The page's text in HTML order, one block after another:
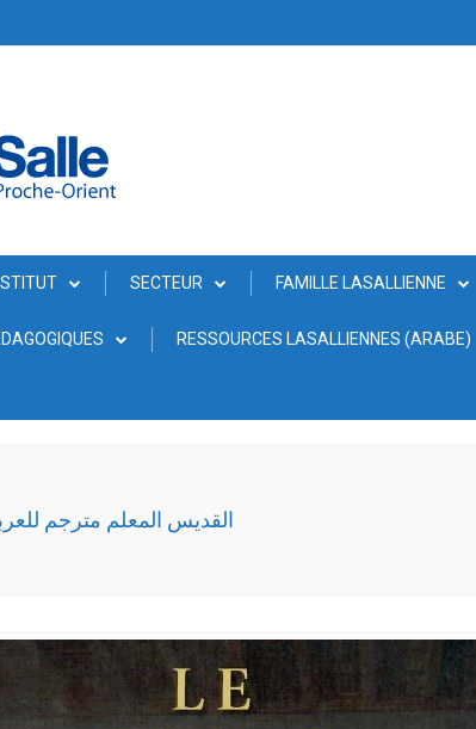
SECTEUR FAMILLE LASALLIENNE
RESSOURCES LASALLIENNES (ARABE)
القديس المعلم مترجم